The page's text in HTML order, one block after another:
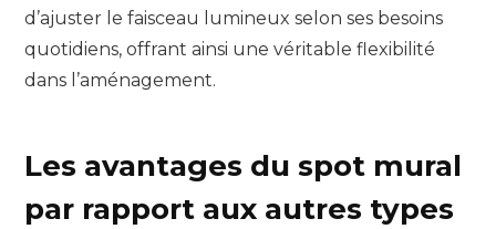
d’ajuster le faisceau lumineux selon ses besoins
quotidiens, offrant ainsi une véritable flexibilité
dans l’aménagement.
Les avantages du spot mural
par rapport aux autres types